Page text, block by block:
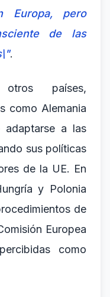
Europa, pero
de las
.
países,
como Alemania
adaptarse a las
sus políticas
de la UE. En
y Polonia
de
Europea
como